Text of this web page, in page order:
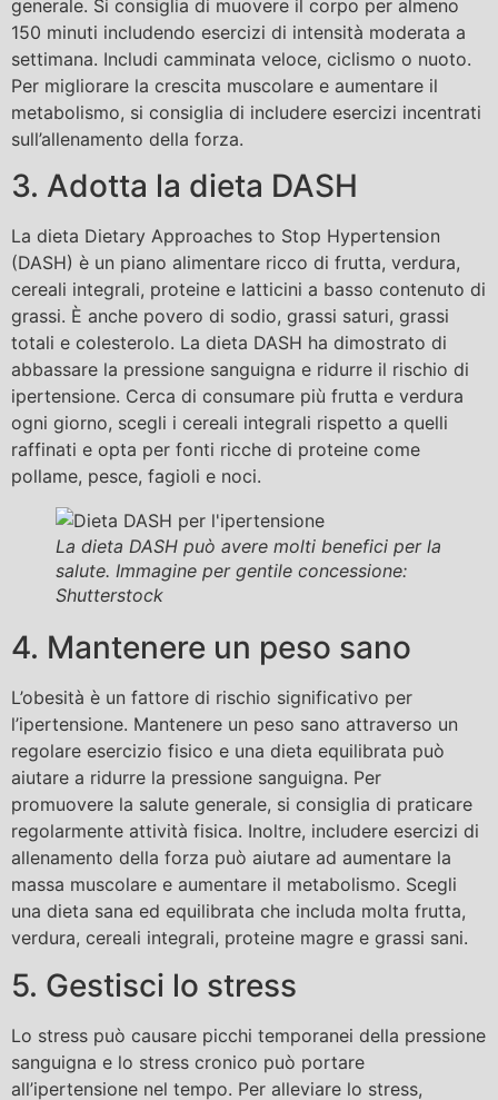
generale. Si consiglia di muovere il corpo per almeno
150 minuti includendo esercizi di intensità moderata a
settimana. Includi camminata veloce, ciclismo o nuoto.
Per migliorare la crescita muscolare e aumentare il
metabolismo, si consiglia di includere esercizi incentrati
sull’allenamento della forza.
3. Adotta la dieta DASH
La dieta Dietary Approaches to Stop Hypertension
(DASH) è un piano alimentare ricco di frutta, verdura,
cereali integrali, proteine ​​e latticini a basso contenuto di
grassi. È anche povero di sodio, grassi saturi, grassi
totali e colesterolo. La dieta DASH ha dimostrato di
abbassare la pressione sanguigna e ridurre il rischio di
ipertensione. Cerca di consumare più frutta e verdura
ogni giorno, scegli i cereali integrali rispetto a quelli
raffinati e opta per fonti ricche di proteine ​​​​come
pollame, pesce, fagioli e noci.
La dieta DASH può avere molti benefici per la
salute. Immagine per gentile concessione:
Shutterstock
4. Mantenere un peso sano
L’obesità è un fattore di rischio significativo per
l’ipertensione. Mantenere un peso sano attraverso un
regolare esercizio fisico e una dieta equilibrata può
aiutare a ridurre la pressione sanguigna. Per
promuovere la salute generale, si consiglia di praticare
regolarmente attività fisica. Inoltre, includere esercizi di
allenamento della forza può aiutare ad aumentare la
massa muscolare e aumentare il metabolismo. Scegli
una dieta sana ed equilibrata che includa molta frutta,
verdura, cereali integrali, proteine ​​magre e grassi sani.
5. Gestisci lo stress
Lo stress può causare picchi temporanei della pressione
sanguigna e lo stress cronico può portare
all’ipertensione nel tempo. Per alleviare lo stress,